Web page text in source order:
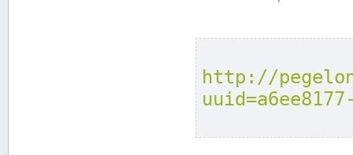
http://